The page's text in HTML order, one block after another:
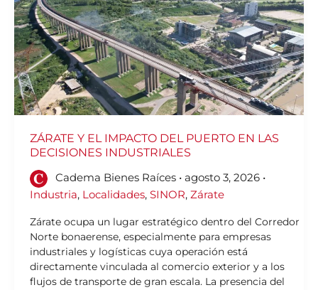
ZÁRATE Y EL IMPACTO DEL PUERTO EN LAS
DECISIONES INDUSTRIALES
Cadema Bienes Raíces •agosto 3, 2026 •
Industria, Localidades, SINOR, Zárate
Zárate ocupa un lugar estratégico dentro del Corredor
Norte bonaerense, especialmente para empresas
industriales y logísticas cuya operación está
directamente vinculada al comercio exterior y a los
flujos de transporte de gran escala. La presencia del